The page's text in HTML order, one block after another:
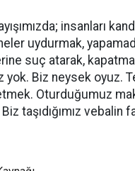
insanları
uydurmak,
suç atarak,
yok. Biz neysek oyuz.
Oturduğumuz
taşıdığımız vebalin